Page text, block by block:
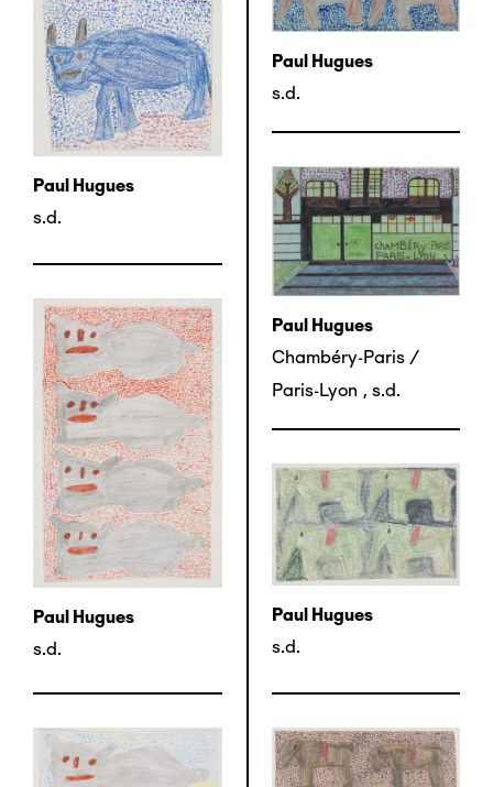
Paul Hugues
s.d.
Paul Hugues
s.d.
Paul Hugues
Chambéry-Paris /
Paris-Lyon , s.d.
Paul Hugues
s.d.
Paul Hugues
s.d.